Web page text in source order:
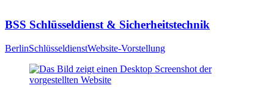
BSS Schlüsseldienst & Sicherheitstechnik
BerlinSchlüsseldienstWebsite-Vorstellung